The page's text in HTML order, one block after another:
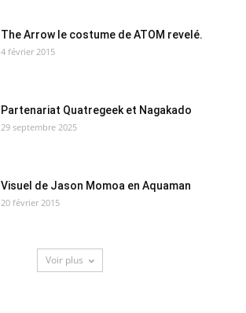
The Arrow le costume de ATOM revelé.
4 février 2015
Partenariat Quatregeek et Nagakado
29 septembre 2025
Visuel de Jason Momoa en Aquaman
20 février 2015
Voir plus